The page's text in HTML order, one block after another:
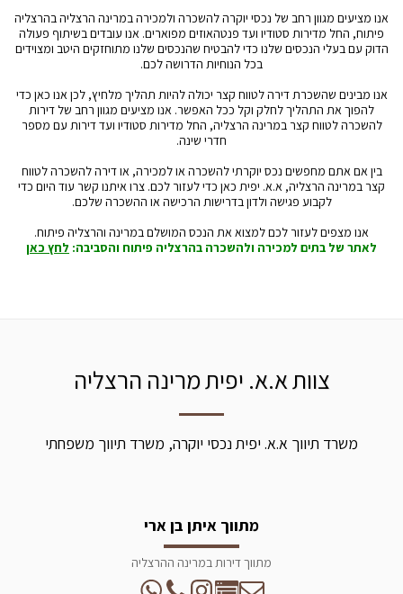
אנו מציעים מגוון רחב של נכסי יוקרה להשכרה ולמכירה במרינה הרצליה בהרצליה
פיתוח, החל מדירות סטודיו ועד פנטהאוזים מפוארים. אנו עובדים בשיתוף פעולה
הדוק עם בעלי הנכסים שלנו כדי להבטיח שהנכסים שלנו מתוחזקים היטב ומצוידים
בכל הנוחיות הדרושה לכם.
אנו מבינים שהשכרת דירה לטווח קצר יכולה להיות תהליך מלחיץ, לכן אנו כאן כדי
להפוך את התהליך לחלק וקל ככל האפשר. אנו מציעים מגוון רחב של דירות
להשכרה לטווח קצר במרינה הרצליה, החל מדירות סטודיו ועד דירות עם מספר
חדרי שינה.
בין אם אתם מחפשים נכס יוקרתי להשכרה או למכירה, או דירה להשכרה לטווח
קצר במרינה הרצליה, א.א. יפית כאן כדי לעזור לכם. צרו איתנו קשר עוד היום כדי
לקבוע פגישה ולדון בדרישות הרכישה או ההשכרה שלכם.
אנו מצפים לעזור לכם למצוא את הנכס המושלם במרינה והרצליה פיתוח.
לאתר של בתים למכירה ולהשכרה בהרצליה פיתוח והסביבה:לחץ כאן
צוות א.א. יפית מרינה הרצליה
משרד תיווך א.א. יפית נכסי יוקרה, משרד תיווך משפחתי
מתווך איתן בן ארי
מתווך דירות במרינה ההרצליה